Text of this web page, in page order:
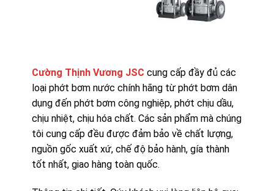
Cường Thịnh Vương JSC cung cấp đầy đủ các
loại phớt bơm nước chính hãng từ phớt bơm dân
dụng đến phớt bơm công nghiệp, phớt chịu dầu,
chịu nhiệt, chịu hóa chất. Các sản phẩm mà chúng
tôi cung cấp đều được đảm bảo về chất lượng,
nguồn gốc xuất xứ, chế độ bảo hành, gía thành
tốt nhất, giao hàng toàn quốc.